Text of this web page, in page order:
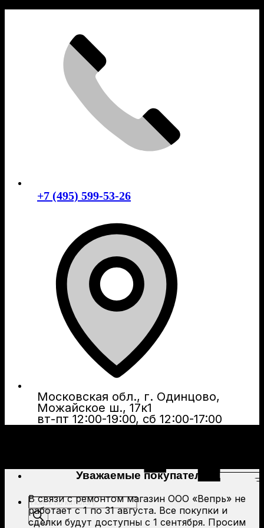
+7 (495) 599-53-26
Московская обл., г. Одинцово,
Можайское ш., 17к1
вт-пт 12:00-19:00, сб 12:00-17:00
Поиск
товаров
Уважаемые покупатели!
В связи с ремонтом магазин ООО «Вепрь» не
работает с 1 по 31 августа. Все покупки и
сделки будут доступны с 1 сентября. Просим